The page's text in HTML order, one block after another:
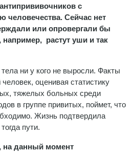
с
человечества. Сейчас нет
или опровергали бы
например, растут уши и так
ни у кого не выросли. Факты
оценивая статистику
тяжелых больных среди
в группе привитых, поймет, что
Жизнь подтвердила
пути.
данный момент